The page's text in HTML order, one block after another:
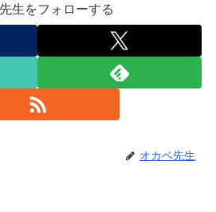
生をフォローする
オカベ先生